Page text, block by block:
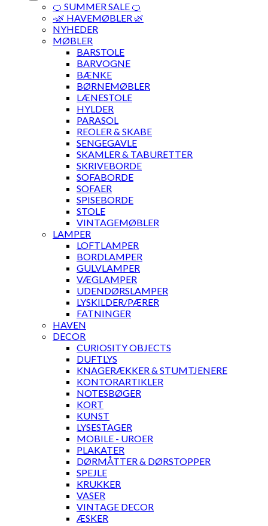
🍊 SUMMER SALE 🍊
·🌿 HAVEMØBLER 🌿
NYHEDER
MØBLER
BARSTOLE
BARVOGNE
BÆNKE
BØRNEMØBLER
LÆNESTOLE
HYLDER
PARASOL
REOLER & SKABE
SENGEGAVLE
SKAMLER & TABURETTER
SKRIVEBORDE
SOFABORDE
SOFAER
SPISEBORDE
STOLE
VINTAGEMØBLER
LAMPER
LOFTLAMPER
BORDLAMPER
GULVLAMPER
VÆGLAMPER
UDENDØRSLAMPER
LYSKILDER/PÆRER
FATNINGER
HAVEN
DECOR
CURIOSITY OBJECTS
DUFTLYS
KNAGERÆKKER & STUMTJENERE
KONTORARTIKLER
NOTESBØGER
KORT
KUNST
LYSESTAGER
MOBILE - UROER
PLAKATER
DØRMÅTTER & DØRSTOPPER
SPEJLE
KRUKKER
VASER
VINTAGE DECOR
ÆSKER